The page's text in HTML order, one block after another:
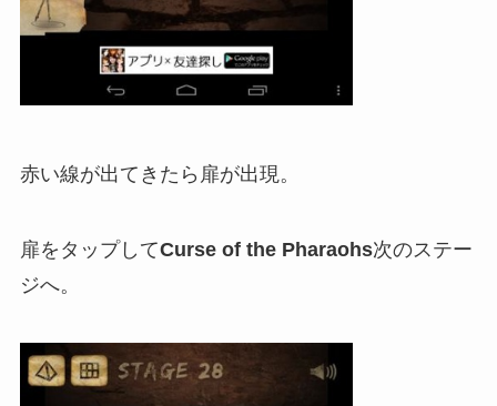
赤い線が出てきたら扉が出現。
扉をタップしてCurse of the Pharaohs次のステー
ジへ。